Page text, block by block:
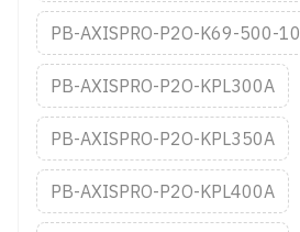
PB-AXISPRO-P2O-K69-500-10
PB-AXISPRO-P2O-KPL300A
PB-AXISPRO-P2O-KPL350A
PB-AXISPRO-P2O-KPL400A